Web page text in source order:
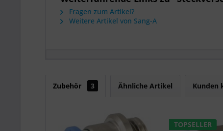
Fragen zum Artikel?
Weitere Artikel von Sang-A
Zubehör 3 Ähnliche Artikel Kunden
TOPSELLER